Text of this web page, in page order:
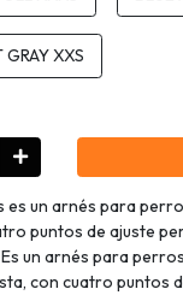
XXS
es un arnés para
puntos de ajuste
un arnés para
con cuatro puntos